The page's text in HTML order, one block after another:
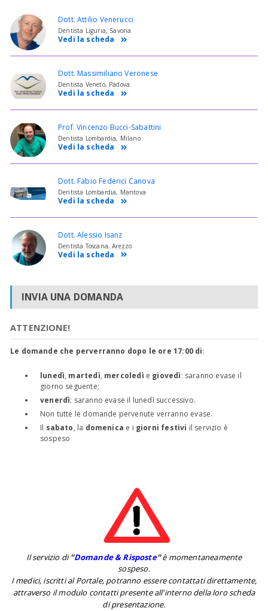
Dott. Attilio Venerucci
Dentista Liguria, Savona
Vedi la scheda
Dott. Massimiliano Veronese
Dentista Veneto, Padova
Vedi la scheda
Prof. Vincenzo Bucci-Sabattini
Dentista Lombardia, Milano
Vedi la scheda
Dott. Fabio Federici Canova
Dentista Lombardia, Mantova
Vedi la scheda
Dott. Alessio Isanz
Dentista Toscana, Arezzo
Vedi la scheda
INVIA UNA DOMANDA
ATTENZIONE!
Le domande che perverranno dopo le ore 17:00 di:
lunedì, martedì, mercoledì e giovedì: saranno evase il
giorno seguente;
venerdì: saranno evase il lunedì successivo.
Non tutte le domande pervenute verranno evase.
Il sabato, la domenica e i giorni festivi il servizio è
sospeso
Il servizio di''Domande & Risposte''è momentaneamente
sospeso.
I medici, iscritti al Portale, potranno essere contattati direttamente,
attraverso il modulo contatti presente all'interno della loro scheda
di presentazione.